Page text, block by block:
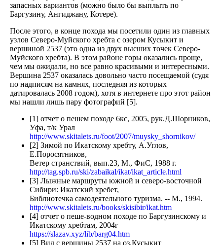
запасных вариантов (можно было бы выплыть по
Баргузину, Ангиджану, Котере).
После этого, в конце похода мы посетили один из главных
узлов Северо-Муйского хребта с озером Кусыкит и
вершиной 2537 (это одна из двух высших точек Северо-
Муйского хребта). В этом районе горы оказались проще,
чем мы ожидали, но все равно красивыми и интересными.
Вершина 2537 оказалась довольно часто посещаемой (судя
по надписям на камнях, последняя из которых
датировалась 2008 годом), хотя в интернете про этот район
мы нашли лишь пару фотографий [5].
[1] отчет о пешем походе 6кс, 2005, рук.Д.Шорников,
Уфа, т/к Урал
http://www.skitalets.ru/foot/2007/muysky_shornikov/
[2] Зимой по Икатскому хребту, А.Углов,
Е.Поросятников,
Ветер странствий, вып.23, М., ФиС, 1988 г.
http://tag.spb.ru/ski/zabaikal/ikat/ikat_article.html
[3] Лыжные маршруты южной и северо-восточной
Сибири: Икатский хребет,
Библиотечка самодеятельного туризма. -- М., 1994.
http://www.skitalets.ru/books/skisibir/ikat.htm
[4] отчет о пеше-водном походе по Баргузинскому и
Икатскому хребтам, 2004г
https://slazav.xyz/lib/barg04.htm
[5] Вид с вершины 2537 на оз.Кусыкит